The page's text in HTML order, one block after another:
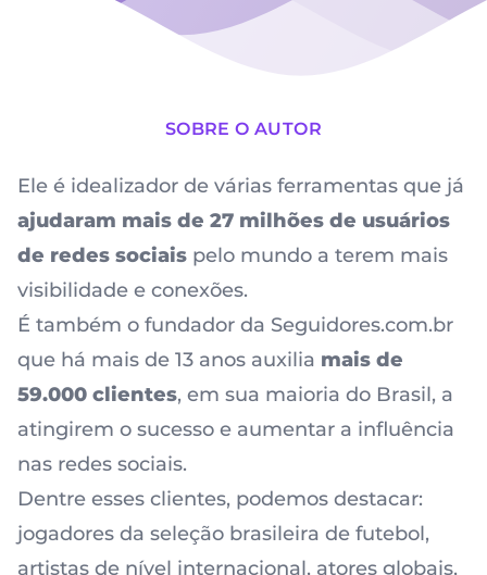
SOBRE O AUTOR
Ele é idealizador de várias ferramentas que já
ajudaram mais de 27 milhões de usuários
de redes sociais pelo mundo a terem mais
visibilidade e conexões.
É também o fundador da Seguidores.com.br
que há mais de 13 anos auxilia mais de
59.000 clientes, em sua maioria do Brasil, a
atingirem o sucesso e aumentar a influência
nas redes sociais.
Dentre esses clientes, podemos destacar:
jogadores da seleção brasileira de futebol,
artistas de nível internacional, atores globais,